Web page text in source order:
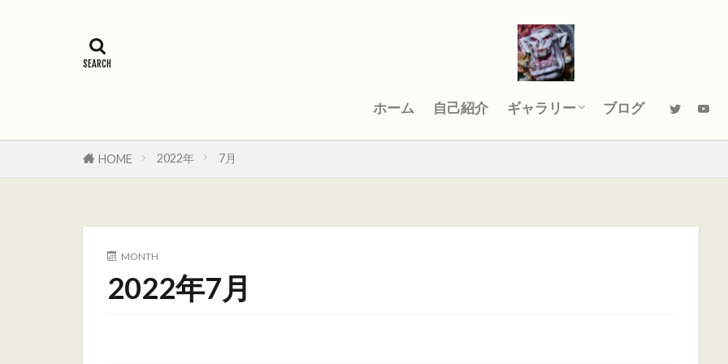
ホーム 自己紹介 ギャラリー ブログ
HOME 2022年 7月
MONTH
2022年7月
ティーンチ
ビーストマン ファレホコン